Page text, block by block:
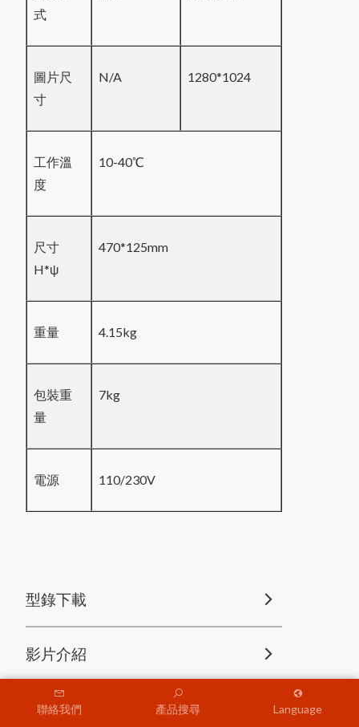
聯絡我們 產品搜尋 Language
式
圖片尺
寸
N/A 1280*1024
工作溫
度
10-40℃
尺寸
H*ψ
470*125mm
重量 4.15kg
包裝重
量
7kg
電源 110/230V
型錄下載
影片介紹